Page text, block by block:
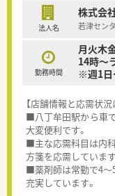
法人名
株式会
若津セン
勤務時間
月火木
14時～
※週1日
【店舗情報と応需状況
■八丁牟田駅から車
大変便利です。
■主な応需科目は内
方箋を応需しています
■薬剤師は常勤で4～
充実しています。